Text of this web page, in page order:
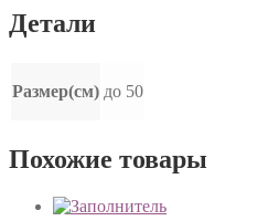
Детали
Размер(см) до 50
Похожие товары